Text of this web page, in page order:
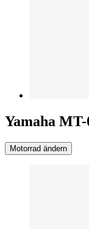
Yamaha MT-
Motorrad ändern